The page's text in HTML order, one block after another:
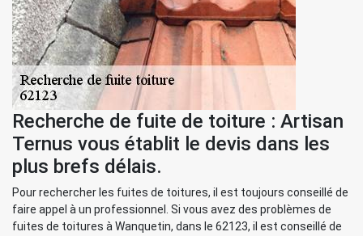
Recherche de fuite de toiture : Artisan
Ternus vous établit le devis dans les
plus brefs délais.
Pour rechercher les fuites de toitures, il est toujours conseillé de
faire appel à un professionnel. Si vous avez des problèmes de
fuites de toitures à Wanquetin, dans le 62123, il est conseillé de